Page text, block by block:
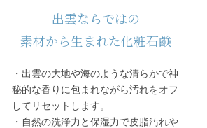
出雲ならではの
素材から生まれた化粧石鹸
・出雲の大地や海のような清らかで神
秘的な香りに包まれながら汚れをオフ
してリセットします。
・自然の洗浄力と保湿力で皮脂汚れや